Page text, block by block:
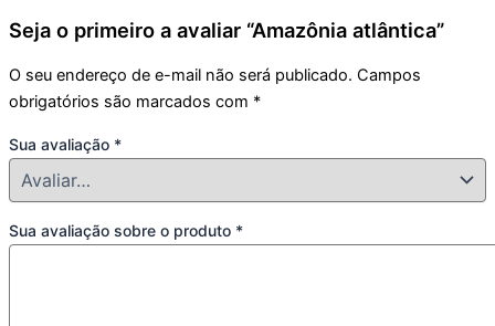
Seja o primeiro a avaliar “Amazônia atlântica”
O seu endereço de e-mail não será publicado. Campos
obrigatórios são marcados com *
Sua avaliação *
Sua avaliação sobre o produto *